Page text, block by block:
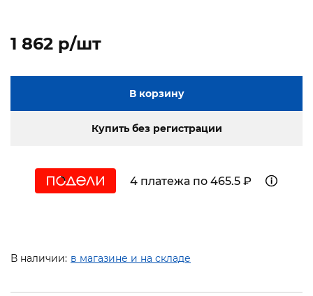
1 862 p/шт
В корзину
Купить без регистрации
4 платежа по 465.5 ₽
В наличии: в магазине и на складе